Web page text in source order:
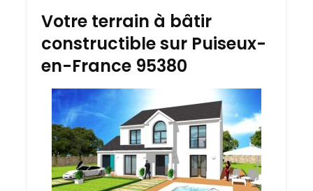
Votre terrain à bâtir
constructible sur Puiseux-
en-France 95380